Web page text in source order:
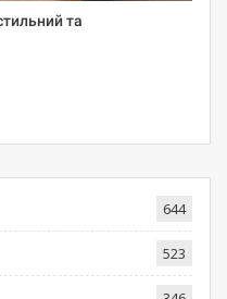
та
644
523